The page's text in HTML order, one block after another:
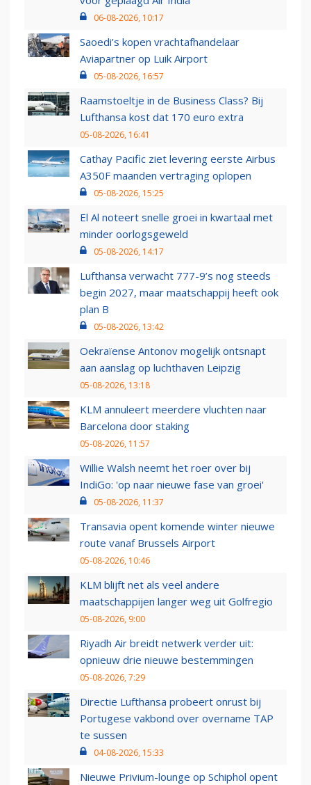
06-08-2026, 10:17
Saoedi’s kopen vrachtafhandelaar
Aviapartner op Luik Airport
05-08-2026, 16:57
Raamstoeltje in de Business Class? Bij
Lufthansa kost dat 170 euro extra
05-08-2026, 16:41
Cathay Pacific ziet levering eerste Airbus
A350F maanden vertraging oplopen
05-08-2026, 15:25
El Al noteert snelle groei in kwartaal met
minder oorlogsgeweld
05-08-2026, 14:17
Lufthansa verwacht 777-9’s nog steeds
begin 2027, maar maatschappij heeft ook
plan B
05-08-2026, 13:42
Oekraïense Antonov mogelijk ontsnapt
aan aanslag op luchthaven Leipzig
05-08-2026, 13:18
KLM annuleert meerdere vluchten naar
Barcelona door staking
05-08-2026, 11:57
Willie Walsh neemt het roer over bij
IndiGo: 'op naar nieuwe fase van groei'
05-08-2026, 11:37
Transavia opent komende winter nieuwe
route vanaf Brussels Airport
05-08-2026, 10:46
KLM blijft net als veel andere
maatschappijen langer weg uit Golfregio
05-08-2026, 9:00
Riyadh Air breidt netwerk verder uit:
opnieuw drie nieuwe bestemmingen
05-08-2026, 7:29
Directie Lufthansa probeert onrust bij
Portugese vakbond over overname TAP
te sussen
04-08-2026, 15:33
Nieuwe Privium-lounge op Schiphol opent